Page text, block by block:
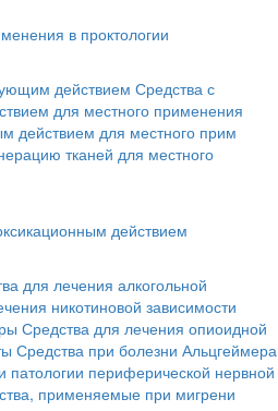
в проктологии
действием Средства с
для местного применения
действием для местного прим
тканей для местного
действием
для лечения алкогольной
никотиновой зависимости
Средства для лечения опиоидной
Средства при болезни Альцгеймера
патологии периферической нервной
применяемые при мигрени